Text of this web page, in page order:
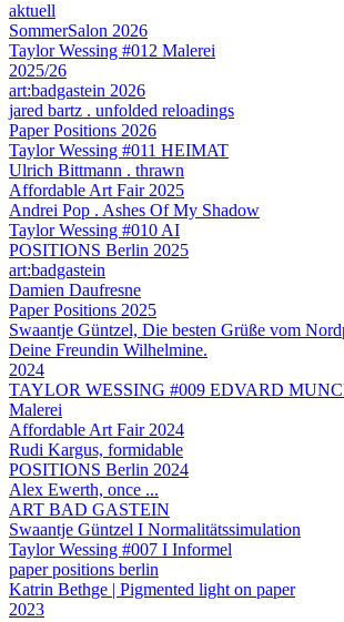
aktuell
SommerSalon 2026
Taylor Wessing #012 Malerei
2025/26
art:badgastein 2026
jared bartz . unfolded reloadings
Paper Positions 2026
Taylor Wessing #011 HEIMAT
Ulrich Bittmann . thrawn
Affordable Art Fair 2025
Andrei Pop . Ashes Of My Shadow
Taylor Wessing #010 AI
POSITIONS Berlin 2025
art:badgastein
Damien Daufresne
Paper Positions 2025
Swaantje Güntzel, Die besten Grüße vom
Deine Freundin Wilhelmine.
2024
TAYLOR WESSING #009 EDVARD
Malerei
Affordable Art Fair 2024
Rudi Kargus, formidable
POSITIONS Berlin 2024
Alex Ewerth, once ...
ART BAD GASTEIN
Swaantje Güntzel I Normalitätssimulation
Taylor Wessing #007 I Informel
paper positions berlin
Katrin Bethge | Pigmented light on paper
2023